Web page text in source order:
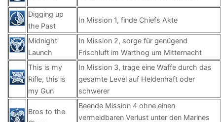
Digging up
the Past
In Mission 1, finde Chiefs Akte
Midnight
Launch
In Mission 2, sorge für genügend
Frischluft im Warthog um Mitternacht
This is my
Rifle, this is
my Gun
In Mission 3, trage eine Waffe durch das
gesamte Level auf Heldenhaft oder
schwerer
Bros to the
Beende Mission 4 ohne einen
vermeidbaren Verlust unter den Marines